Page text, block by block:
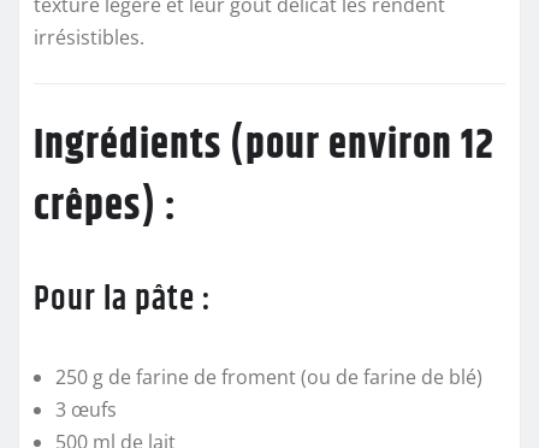
irrésistibles.
Ingrédients (pour environ 12
crêpes) :
Pour la pâte :
250 g de farine de froment (ou de farine de blé)
3 œufs
500 ml de lait